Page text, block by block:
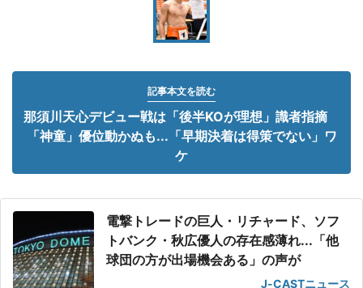
記事本文を読む
那須川天心デビュー戦は「後半KOが理想」識者指摘
「神童」優位動かぬも...「早期決着は得策でない」ワ
ケ
電撃トレードの巨人・リチャード、ソフ
トバンク・秋広優人の存在感薄れ...「他
球団の方が出場機会ある」の声が
J-CASTニュース